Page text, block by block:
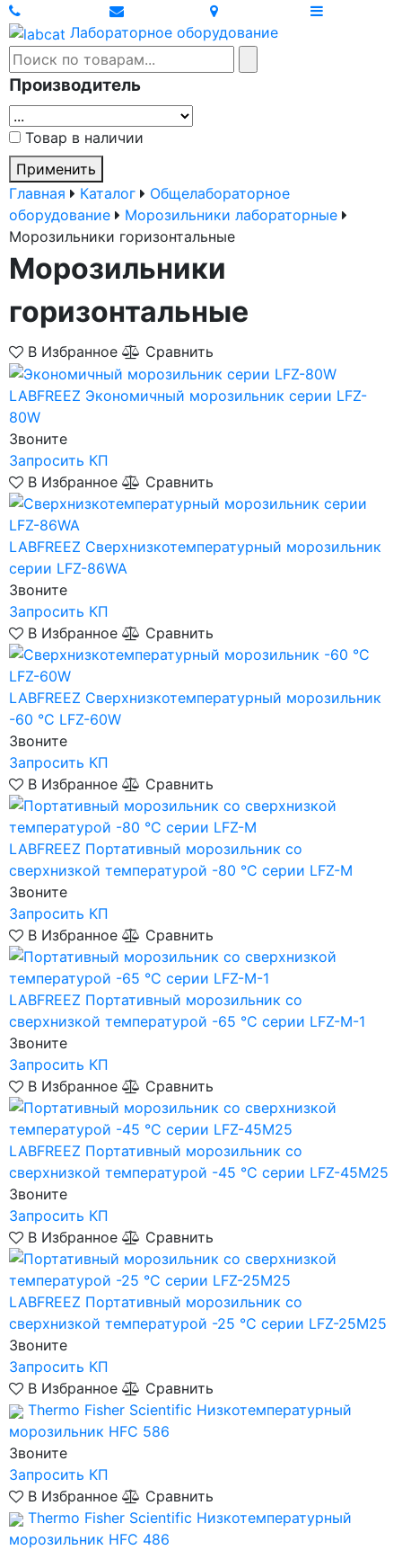
Лабораторное оборудование
Производитель
Товар в наличии
Применить
Главная
Каталог
Общелабораторное
оборудование
Морозильники лабораторные
Морозильники горизонтальные
Морозильники
горизонтальные
В Избранное Сравнить
LABFREEZ Экономичный морозильник серии LFZ-
80W
Звоните
Запросить КП
В Избранное
Сравнить
LABFREEZ Сверхнизкотемпературный морозильник
серии LFZ-86WA
Звоните
Запросить КП
В Избранное
Сравнить
LABFREEZ Сверхнизкотемпературный морозильник
-60 °C LFZ-60W
Звоните
Запросить КП
В Избранное
Сравнить
LABFREEZ Портативный морозильник со
сверхнизкой температурой -80 °C серии LFZ-M
Звоните
Запросить КП
В Избранное
Сравнить
LABFREEZ Портативный морозильник со
сверхнизкой температурой -65 °C серии LFZ-M-1
Звоните
Запросить КП
В Избранное
Сравнить
LABFREEZ Портативный морозильник со
сверхнизкой температурой -45 °C серии LFZ-45M25
Звоните
Запросить КП
В Избранное
Сравнить
LABFREEZ Портативный морозильник со
сверхнизкой температурой -25 °C серии LFZ-25M25
Звоните
Запросить КП
В Избранное
Сравнить
Thermo Fisher Scientific Низкотемпературный
морозильник HFC 586
Звоните
Запросить КП
В Избранное
Сравнить
Thermo Fisher Scientific Низкотемпературный
морозильник HFC 486